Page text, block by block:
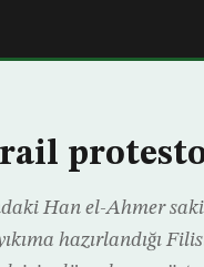
Han el-Ahmer
hazırlandığı